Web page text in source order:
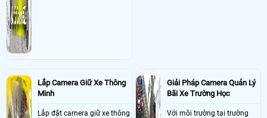
Lắp Camera Giữ Xe Thông
Minh
Lắp đặt camera giữ xe thông
Giải Pháp Camera Quản Lý
Bãi Xe Trường Học
Với môi trường tại trường